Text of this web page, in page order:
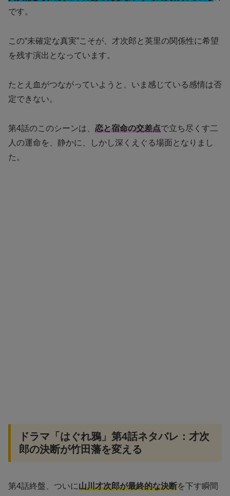
です。
この“未確定な真実”こそが、才次郎と英里の関係性に希望
を残す演出となっています。
たとえ血がつながっていようと、いま感じている感情は否
定できない。
第4話のこのシーンは、 恋と宿命の交差点で立ち尽くす二
人の運命を、静かに、しかし深くえぐる場面となりまし
た。
ドラマ「はぐれ鴉」第4話ネタバレ：才次
郎の決断が竹田藩を変える
第4話終盤、ついに山川才次郎が最終的な決断を下す瞬間